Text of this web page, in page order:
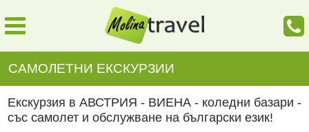
САМОЛЕТНИ ЕКСКУРЗИИ
Екскурзия в АВСТРИЯ - ВИЕНА - коледни базари -
със самолет и обслужване на български език!